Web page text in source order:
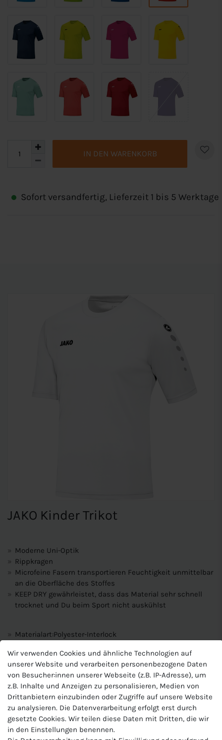
IN DEN WARENKORB
Sofort versandfertig, Lieferzeit 1 bis 5 Werktage
JAKO Kinder Trikot
Moderne Uni-Optik
Rippkragen
Microfeine Fasern transportieren Feuchtigkeit unmittelbar
an die Oberfläche des Stoffes
KEEP DRY gewährleistet, dass das Material sehr schnell
trocknet und Du beim Sport nicht auskühlst
Materialart:Polyester-Interlock
Produktnummer
J-4233-K
Hersteller
Jako
EU-Verantwortlicher
JAKO AG, Amtstrasse 82 , 74673 Mulfingen , Deutschland,
Wir verwenden Cookies und ähnliche Technologien auf
unserer Website und verarbeiten personenbezogene Daten
von Besucher:innen unserer Webseite (z.B. IP-Adresse), um
z.B. Inhalte und Anzeigen zu personalisieren, Medien von
Drittanbietern einzubinden oder Zugriffe auf unsere Website
zu analysieren. Die Datenverarbeitung erfolgt erst durch
gesetzte Cookies. Wir teilen diese Daten mit Dritten, die wir
in den Einstellungen benennen.